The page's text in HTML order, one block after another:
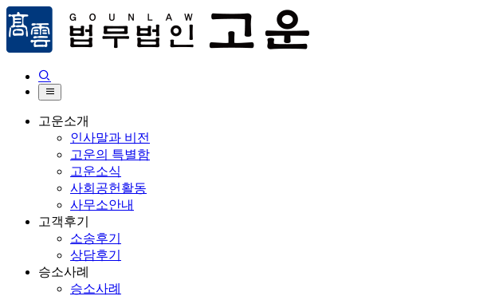


고운소개
인사말과 비전
고운의 특별함
고운소식
사회공헌활동
사무소안내
고객후기
소송후기
상담후기
승소사례
승소사례